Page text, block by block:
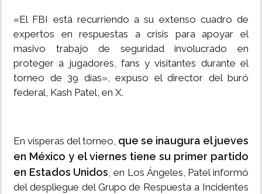
«El FBI está recurriendo a su extenso cuadro de
expertos en respuestas a crisis para apoyar el
masivo trabajo de seguridad involucrado en
proteger a jugadores, fans y visitantes durante el
torneo de 39 días», expuso el director del buró
federal, Kash Patel, en X.
En vísperas del torneo, que se inaugura el jueves
en México y el viernes tiene su primer partido
en Estados Unidos, en Los Ángeles, Patel informó
del despliegue del Grupo de Respuesta a Incidentes